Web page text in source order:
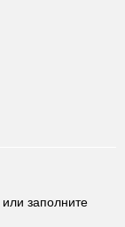
или заполните